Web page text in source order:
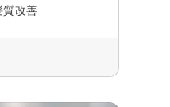
質改善